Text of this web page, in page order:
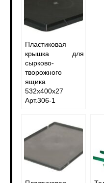
Пластиковая
крышка для
сырково-
творожного
ящика
532x400x27
Арт.306-1